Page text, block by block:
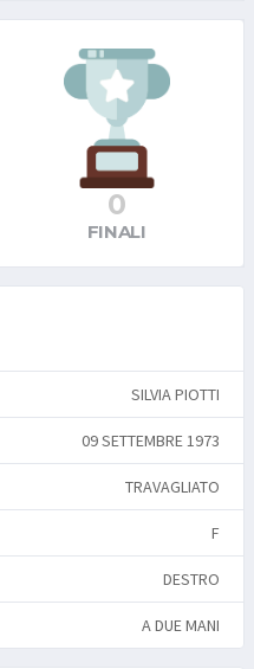
0
FINALI
SILVIA PIOTTI
09 SETTEMBRE 1973
TRAVAGLIATO
F
DESTRO
A DUE MANI